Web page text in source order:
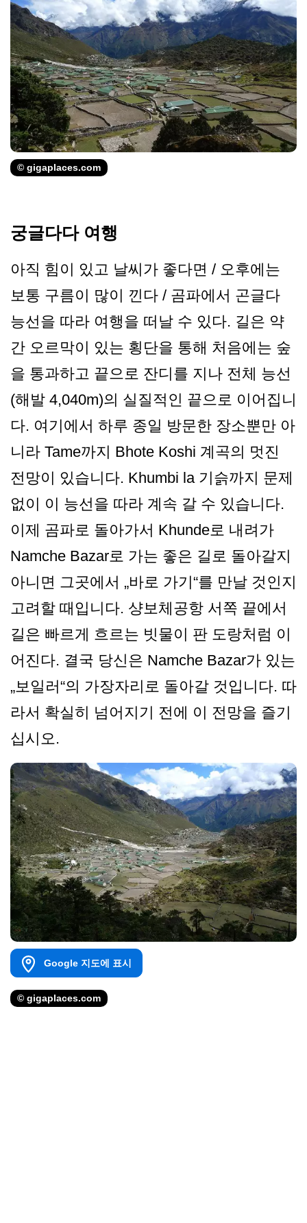
© gigaplaces.com
궁글다다 여행
아직 힘이 있고 날씨가 좋다면 / 오후에는
보통 구름이 많이 낀다 / 곰파에서 곤글다
능선을 따라 여행을 떠날 수 있다. 길은 약
간 오르막이 있는 횡단을 통해 처음에는 숲
을 통과하고 끝으로 잔디를 지나 전체 능선
(해발 4,040m)의 실질적인 끝으로 이어집니
다. 여기에서 하루 종일 방문한 장소뿐만 아
니라 Tame까지 Bhote Koshi 계곡의 멋진
전망이 있습니다. Khumbi la 기슭까지 문제
없이 이 능선을 따라 계속 갈 수 있습니다.
이제 곰파로 돌아가서 Khunde로 내려가
Namche Bazar로 가는 좋은 길로 돌아갈지
아니면 그곳에서 „바로 가기“를 만날 것인지
고려할 때입니다. 샹보체공항 서쪽 끝에서
길은 빠르게 흐르는 빗물이 판 도랑처럼 이
어진다. 결국 당신은 Namche Bazar가 있는
„보일러“의 가장자리로 돌아갈 것입니다. 따
라서 확실히 넘어지기 전에 이 전망을 즐기
십시오.
Google 지도에 표시
© gigaplaces.com